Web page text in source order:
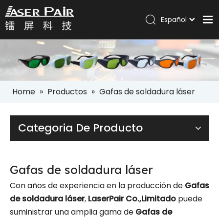
Productos
Soluciones
Noticias
Español
Português
Pусский
English
Home » Productos » Gafas de soldadura láser
Categoria De Producto
Gafas de soldadura láser
Con años de experiencia en la producción de Gafas
de soldadura láser, LaserPair Co.,Limitado puede
suministrar una amplia gama de Gafas de